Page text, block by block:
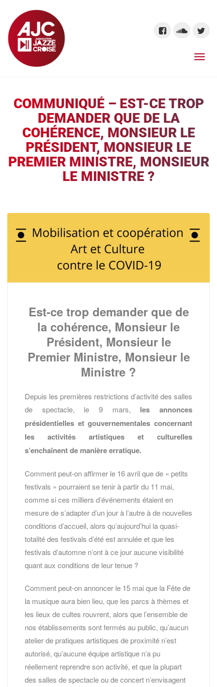
COMMUNIQUÉ – EST-CE TROP
DEMANDER QUE DE LA
COHÉRENCE, MONSIEUR LE
PRÉSIDENT, MONSIEUR LE
PREMIER MINISTRE, MONSIEUR
LE MINISTRE ?
Est-ce trop demander que de
la cohérence, Monsieur le
Président, Monsieur le
Premier Ministre, Monsieur le
Ministre ?
Depuis les premières restrictions d’activité des salles
de spectacle, le 9 mars, les annonces
présidentielles et gouvernementales concernant
les activités artistiques et culturelles
s’enchaînent de manière erratique.
Comment peut-on affirmer le 16 avril que de « petits
festivals » pourraient se tenir à partir du 11 mai,
comme si ces milliers d’événements étaient en
mesure de s’adapter d’un jour à l’autre à de nouvelles
conditions d’accueil, alors qu’aujourd’hui la quasi-
totalité des festivals d’été est annulée et que les
festivals d’automne n’ont à ce jour aucune visibilité
quant aux conditions de leur tenue ?
Comment peut-on annoncer le 15 mai que la Fête de
la musique aura bien lieu, que les parcs à thèmes et
les lieux de cultes rouvrent, alors que l’ensemble de
nos établissements sont fermés au public, qu’aucun
atelier de pratiques artistiques de proximité n’est
autorisé, qu’aucune équipe artistique n’a pu
réellement reprendre son activité, et que la plupart
des salles de spectacle ou de concert n’envisagent